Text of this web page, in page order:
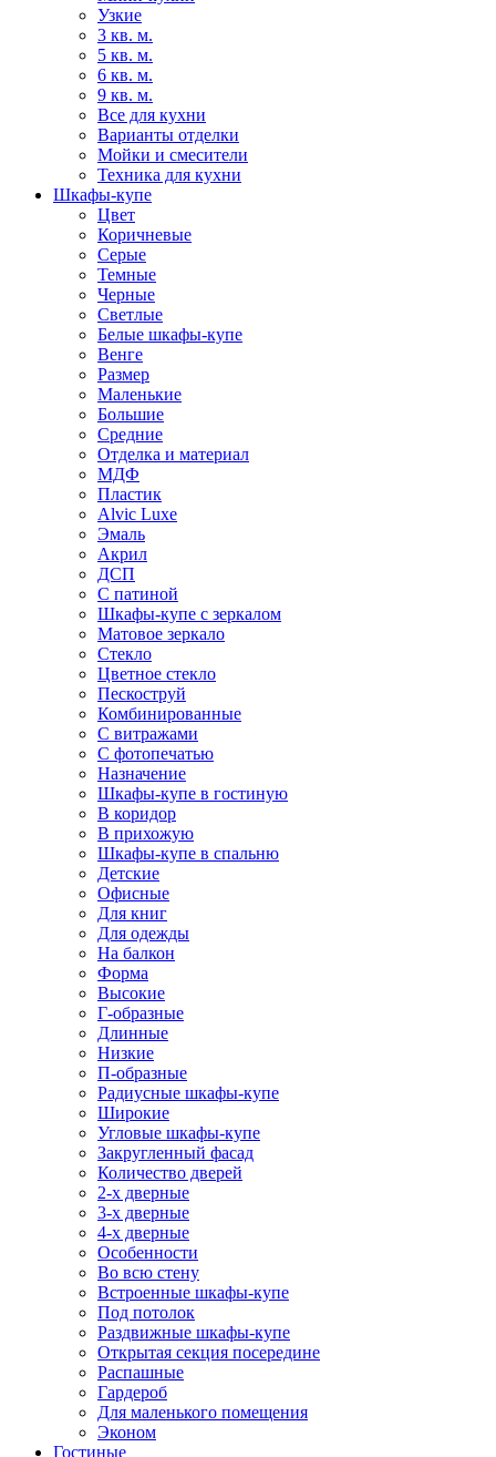
Узкие
3 кв. м.
5 кв. м.
6 кв. м.
9 кв. м.
Все для кухни
Варианты отделки
Мойки и смесители
Техника для кухни
Шкафы-купе
Цвет
Коричневые
Серые
Темные
Черные
Светлые
Белые шкафы-купе
Венге
Размер
Маленькие
Большие
Средние
Отделка и материал
МДФ
Пластик
Alvic Luxe
Эмаль
Акрил
ДСП
С патиной
Шкафы-купе с зеркалом
Матовое зеркало
Стекло
Цветное стекло
Пескоструй
Комбинированные
С витражами
С фотопечатью
Назначение
Шкафы-купе в гостиную
В коридор
В прихожую
Шкафы-купе в спальню
Детские
Офисные
Для книг
Для одежды
На балкон
Форма
Высокие
Г-образные
Длинные
Низкие
П-образные
Радиусные шкафы-купе
Широкие
Угловые шкафы-купе
Закругленный фасад
Количество дверей
2-х дверные
3-х дверные
4-х дверные
Особенности
Во всю стену
Встроенные шкафы-купе
Под потолок
Раздвижные шкафы-купе
Открытая секция посередине
Распашные
Гардероб
Для маленького помещения
Эконом
Гостиные